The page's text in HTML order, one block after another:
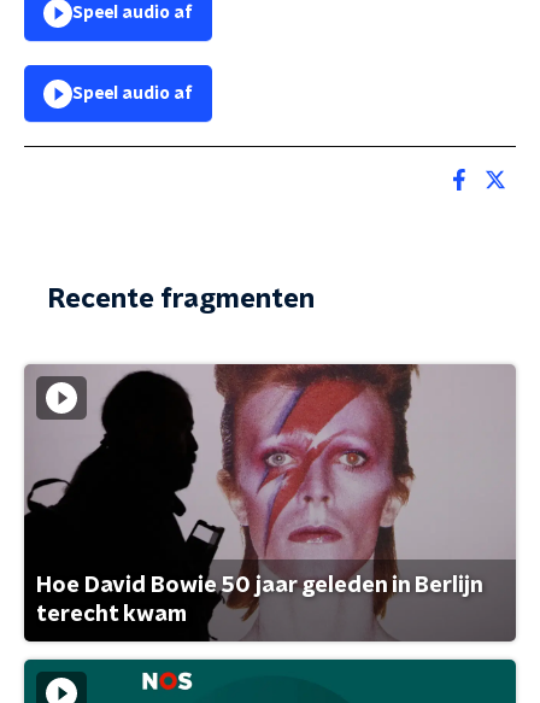
Speel audio af
Speel audio af
Recente fragmenten
Hoe David Bowie 50 jaar geleden in Berlijn
terecht kwam